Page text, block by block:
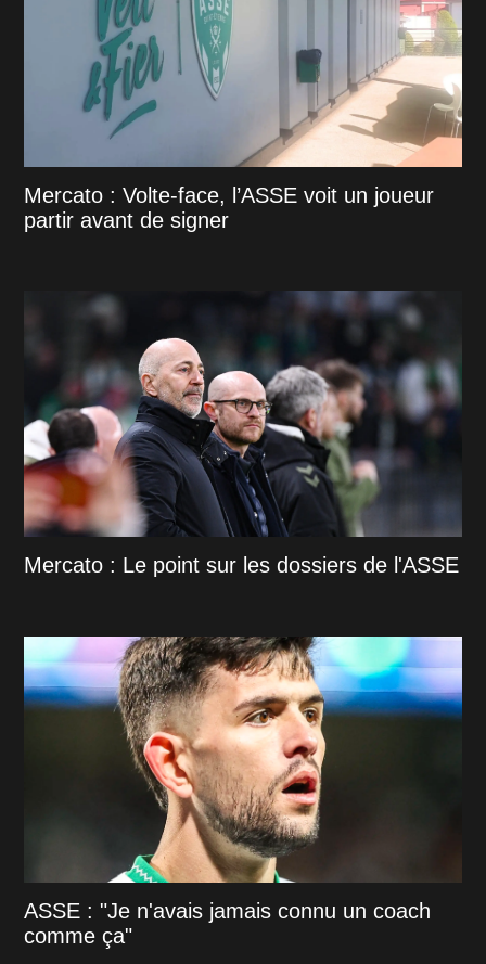
Mercato : Volte-face, l’ASSE voit un joueur
partir avant de signer
Mercato : Le point sur les dossiers de l'ASSE
ASSE : "Je n'avais jamais connu un coach
comme ça"